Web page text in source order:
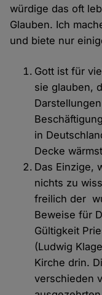
würdige das oft
Glauben. Ich
und biete nur
Gott ist für
sie glauben,
in
Decke
Das Einzige,
nichts zu
freilich der
Beweise für
Gültigkeit
(Ludwig
Kirche drin.
verschieden